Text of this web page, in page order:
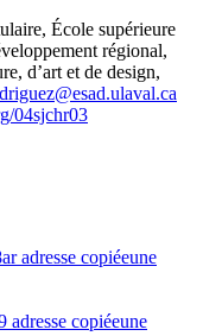
École supérieure
régional,
d’art et de design,
04sjchr03
adresse copiéeune
adresse copiéeune